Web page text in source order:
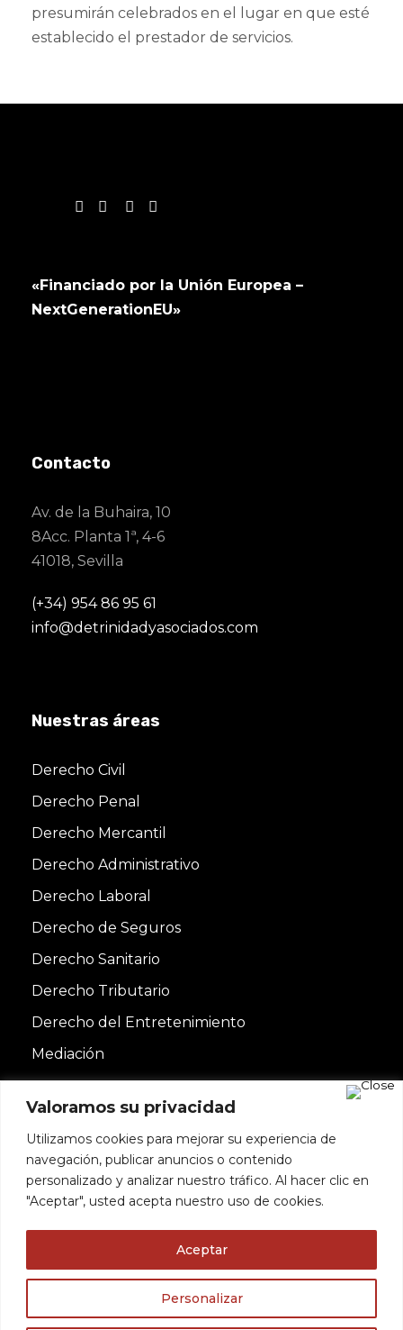
Valoramos su privacidad
Utilizamos cookies para mejorar su experiencia de
navegación, publicar anuncios o contenido
personalizado y analizar nuestro tráfico. Al hacer clic en
"Aceptar", usted acepta nuestro uso de cookies.
Personalizar
Aceptar
presumirán celebrados en el lugar en que esté
establecido el prestador de servicios.
«Financiado por la Unión Europea –
NextGenerationEU»
Contacto
Av. de la Buhaira, 10
8Acc. Planta 1ª, 4-6
41018, Sevilla
(+34) 954 86 95 61
info@detrinidadyasociados.com
Nuestras áreas
Derecho Civil
Derecho Penal
Derecho Mercantil
Derecho Administrativo
Derecho Laboral
Derecho de Seguros
Derecho Sanitario
Derecho Tributario
Derecho del Entretenimiento
Mediación
SLP | Todos los derechos reservados | Diseñado
Utilizamos cookies para ofrecerte la mejor experiencia en
Puedes aprender más sobre qué cookies utilizamos o
desactivarlas en losajustes.